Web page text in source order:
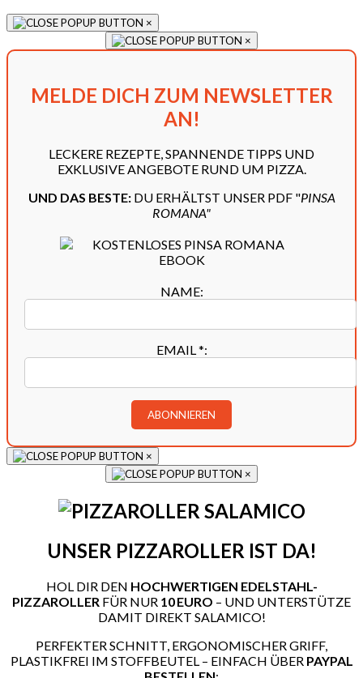
×
×
MELDE DICH ZUM NEWSLETTER
AN!
LECKERE REZEPTE, SPANNENDE TIPPS UND
EXKLUSIVE ANGEBOTE RUND UM PIZZA.
UND DAS BESTE:DU ERHÄLTST UNSER PDF "PINSA
ROMANA"
NAME:
EMAIL*:
×
×
UNSER PIZZAROLLER IST DA!
HOL DIR DEN HOCHWERTIGEN EDELSTAHL-
PIZZAROLLER FÜR NUR 10 EURO – UND UNTERSTÜTZE
DAMIT DIREKT SALAMICO!
PERFEKTER SCHNITT, ERGONOMISCHER GRIFF,
PLASTIKFREI IM STOFFBEUTEL – EINFACH ÜBER PAYPAL